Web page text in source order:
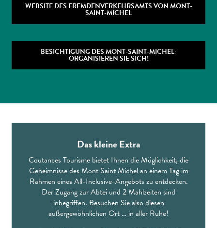
WEBSITE DES FREMDENVERKEHRSAMTS VON MONT-
SAINT-MICHEL
BESICHTIGUNG DES MONT-SAINT-MICHEL:
ORGANISIEREN SIE SICH!
Das kleine Extra
Coutances Tourisme bietet Ihnen die Möglichkeit, die
Geheimnisse des Mont Saint Michel an einem Tag im
Rahmen eines All-Inclusive-Angebots zu entdecken.
Der Zugang zur Abtei und 2 Mahlzeiten sind
inbegriffen. Besuchen Sie also diesen
außergewöhnlichen Ort … in aller Ruhe!